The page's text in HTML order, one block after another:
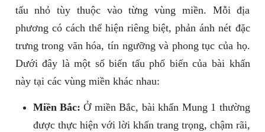
tấu nhỏ tùy thuộc vào từng vùng miền. Mỗi địa
phương có cách thể hiện riêng biệt, phản ánh nét đặc
trưng trong văn hóa, tín ngưỡng và phong tục của họ.
Dưới đây là một số biến tấu phổ biến của bài khấn
này tại các vùng miền khác nhau:
Miền Bắc: Ở miền Bắc, bài khấn Mung 1 thường
được thực hiện với lời khấn trang trọng, chậm rãi,